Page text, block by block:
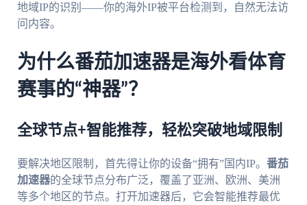
地域IP的识别——你的海外IP被平台检测到，自然无法访
问内容。
为什么番茄加速器是海外看体育
赛事的“神器”？
全球节点+智能推荐，轻松突破地域限制
要解决地区限制，首先得让你的设备“拥有”国内IP。 番茄
加速器的全球节点分布广泛，覆盖了亚洲、欧洲、美洲
等多个地区的节点。打开加速器后，它会智能推荐最优